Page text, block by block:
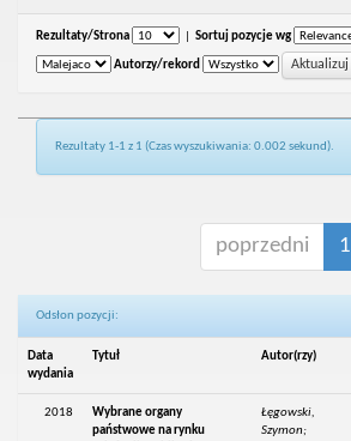
Rezultaty/Strona Sortuj pozycje wg
Autorzy/rekord
Rezultaty 1-1 z 1 (Czas wyszukiwania: 0.002 sekund).
poprzedni 1
Odsłon pozycji:
Data
wydania
Tytuł Autor(rzy)
2018
Wybrane organy
państwowe na rynku
Łęgowski,
Szymon;